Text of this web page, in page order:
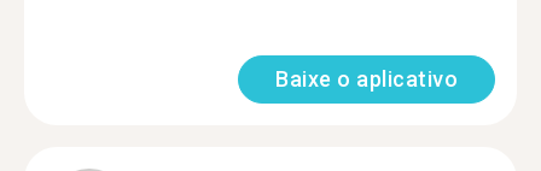
Baixe o aplicativo